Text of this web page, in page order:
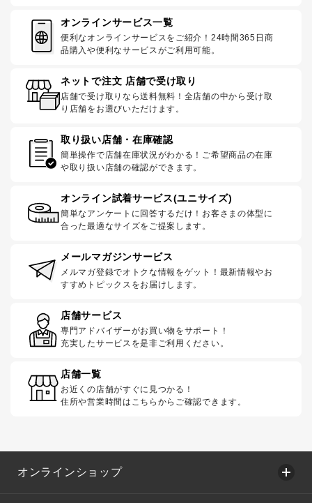
オンラインサービス一覧
便利なオンラインサービスをご紹介！24時間365日商
品購入や便利なサービスがご利用可能。
ネットで注文 店舗で受け取り
店舗で受け取りなら送料無料！全店舗の中から受け取
り店舗をお選びいただけます。
取り扱い店舗・在庫確認
簡単操作で店舗在庫状況がわかる！ご希望商品の在庫
や取り扱い店舗の確認ができます。
オンライン試着サービス(ユニサイズ)
簡単なアンケートに回答するだけ！お客さまの体型に
合った最適なサイズをご提案します。
メールマガジンサービス
メルマガ登録でオトクな情報をゲット！最新情報やお
すすめトピックスをお届けします。
店舗サービス
専門アドバイザーがお買い物をサポート！
充実したサービスを是非ご利用ください。
店舗一覧
お近くの店舗がすぐに見つかる！
住所や営業時間はこちらからご確認できます。
オンラインショップ